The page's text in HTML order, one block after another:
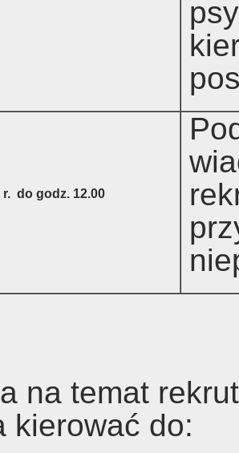
r. do godz. 12.00
na temat
kierować do: